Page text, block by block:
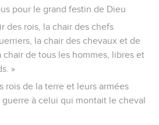
pour le grand festin de Dieu
des rois, la chair des chefs
la chair des chevaux et de
de tous les hommes, libres et
»
rois de la terre et leurs armées
guerre à celui qui montait le cheval